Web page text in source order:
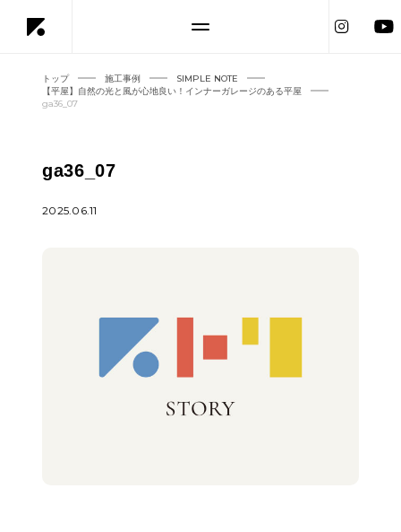
トップ 施工事例
SIMPLE NOTE
【平屋】自然の光と風が心地良い！インナーガレージのある平屋
ga36_07
ga36_07
2025.06.11